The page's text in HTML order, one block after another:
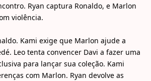
Ryan captura Ronaldo, e Marlon
violência.
Kami exige que Marlon ajude a
Leo tenta convencer Davi a fazer uma
para lançar sua coleção. Kami
com Marlon. Ryan devolve as